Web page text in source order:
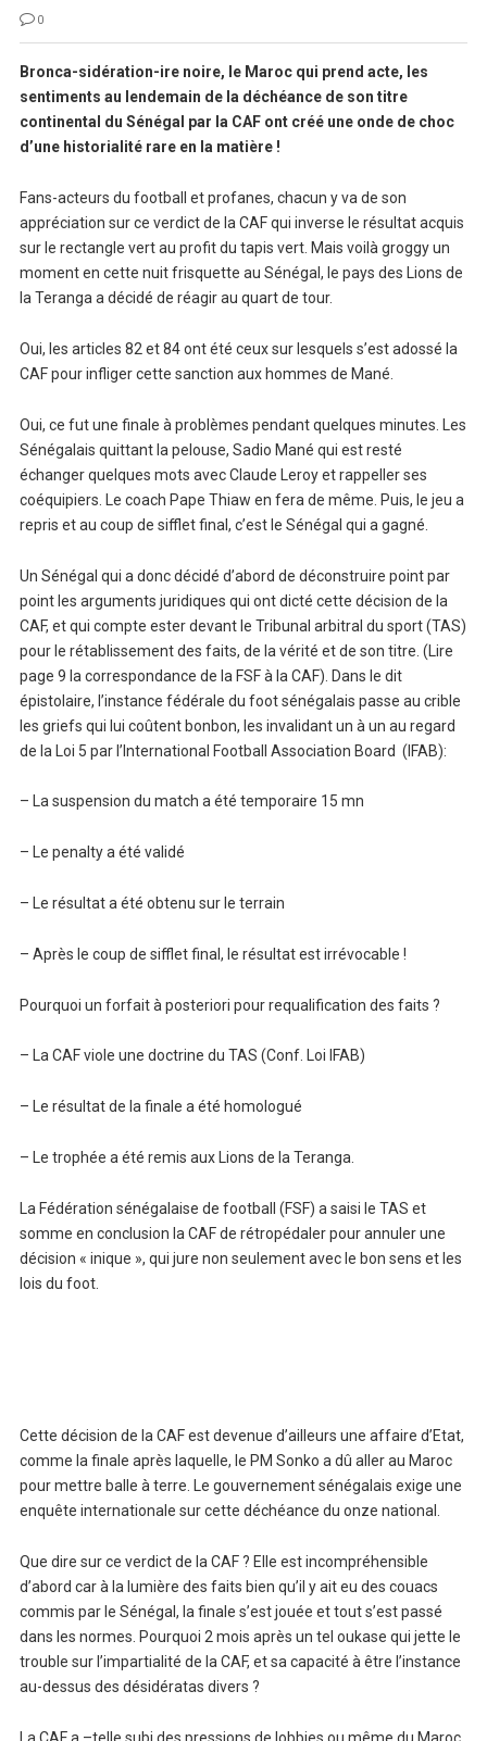
0
Bronca-sidération-ire noire, le Maroc qui prend acte, les
sentiments au lendemain de la déchéance de son titre
continental du Sénégal par la CAF ont créé une onde de choc
d’une historialité rare en la matière !
Fans-acteurs du football et profanes, chacun y va de son
appréciation sur ce verdict de la CAF qui inverse le résultat acquis
sur le rectangle vert au profit du tapis vert. Mais voilà groggy un
moment en cette nuit frisquette au Sénégal, le pays des Lions de
la Teranga a décidé de réagir au quart de tour.
Oui, les articles 82 et 84 ont été ceux sur lesquels s’est adossé la
CAF pour infliger cette sanction aux hommes de Mané.
Oui, ce fut une finale à problèmes pendant quelques minutes. Les
Sénégalais quittant la pelouse, Sadio Mané qui est resté
échanger quelques mots avec Claude Leroy et rappeller ses
coéquipiers. Le coach Pape Thiaw en fera de même. Puis, le jeu a
repris et au coup de sifflet final, c’est le Sénégal qui a gagné.
Un Sénégal qui a donc décidé d’abord de déconstruire point par
point les arguments juridiques qui ont dicté cette décision de la
CAF, et qui compte ester devant le Tribunal arbitral du sport (TAS)
pour le rétablissement des faits, de la vérité et de son titre. (Lire
page 9 la correspondance de la FSF à la CAF). Dans le dit
épistolaire, l’instance fédérale du foot sénégalais passe au crible
les griefs qui lui coûtent bonbon, les invalidant un à un au regard
de la Loi 5 par l’International Football Association Board (IFAB):
– La suspension du match a été temporaire 15 mn
– Le penalty a été validé
– Le résultat a été obtenu sur le terrain
– Après le coup de sifflet final, le résultat est irrévocable !
Pourquoi un forfait à posteriori pour requalification des faits ?
– La CAF viole une doctrine du TAS (Conf. Loi IFAB)
– Le résultat de la finale a été homologué
– Le trophée a été remis aux Lions de la Teranga.
La Fédération sénégalaise de football (FSF) a saisi le TAS et
somme en conclusion la CAF de rétropédaler pour annuler une
décision « inique », qui jure non seulement avec le bon sens et les
lois du foot.
Cette décision de la CAF est devenue d’ailleurs une affaire d’Etat,
comme la finale après laquelle, le PM Sonko a dû aller au Maroc
pour mettre balle à terre. Le gouvernement sénégalais exige une
enquête internationale sur cette déchéance du onze national.
Que dire sur ce verdict de la CAF ? Elle est incompréhensible
d’abord car à la lumière des faits bien qu’il y ait eu des couacs
commis par le Sénégal, la finale s’est jouée et tout s’est passé
dans les normes. Pourquoi 2 mois après un tel oukase qui jette le
trouble sur l’impartialité de la CAF, et sa capacité à être l’instance
au-dessus des désidératas divers ?
La CAF a –telle subi des pressions de lobbies ou même du Maroc